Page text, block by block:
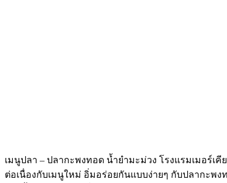
เมนูปลา – ปลากะพงทอด น้ำยำมะม่วง โรงแรมเมอร์เคี
ต่อเนื่องกับเมนูใหม่ อิ่มอร่อยกันแบบง่ายๆ กับปลากะพ